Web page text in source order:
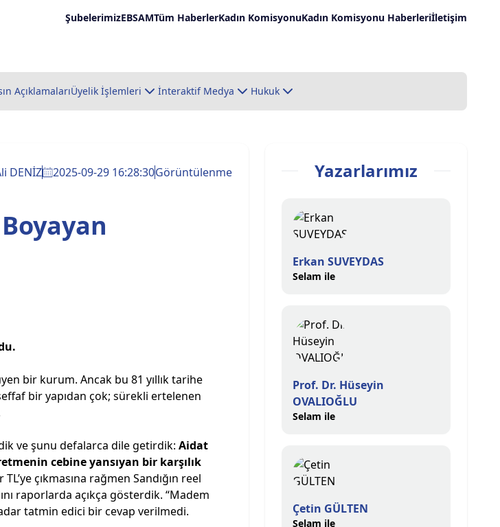
ŞubelerimizEBSAMTüm HaberlerKadın KomisyonuKadın Komisyonu Haberleriİletişim
AçıklamalarıÜyelik İşlemleri İnteraktif Medya Hukuk
DENİZ 2025-09-29 16:28:30Görüntülenme
Boyayan
bir kurum. Ancak bu 81 yıllık tarihe
bir yapıdan çok; sürekli ertelenen
ve şunu defalarca dile getirdik: Aidat
cebine yansıyan bir karşılık
çıkmasına rağmen Sandığın reel
raporlarda açıkça gösterdik. “Madem
tatmin edici bir cevap verilmedi.
Yazarlarımız
Erkan SUVEYDAS
Selam ile
Prof. Dr. Hüseyin
OVALIOĞLU
Selam ile
Çetin GÜLTEN
Selam ile